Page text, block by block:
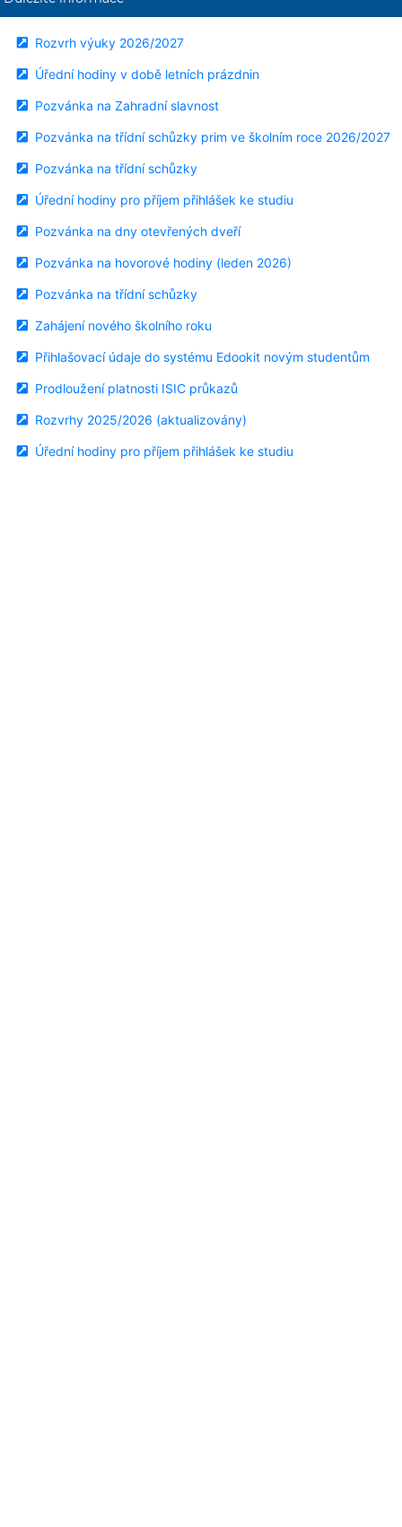
Rozvrh výuky 2026/2027
Úřední hodiny v době letních prázdnin
Pozvánka na Zahradní slavnost
Pozvánka na třídní schůzky prim ve školním roce 2026/2027
Pozvánka na třídní schůzky
Úřední hodiny pro příjem přihlášek ke studiu
Pozvánka na dny otevřených dveří
Pozvánka na hovorové hodiny (leden 2026)
Pozvánka na třídní schůzky
Zahájení nového školního roku
Přihlašovací údaje do systému Edookit novým studentům
Prodloužení platnosti ISIC průkazů
Rozvrhy 2025/2026 (aktualizovány)
Úřední hodiny pro příjem přihlášek ke studiu